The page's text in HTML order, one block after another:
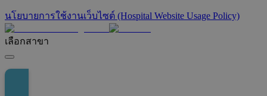
นโยบายการใช้งานเว็บไซต์ (Hospital Website Usage Policy)
เลือกสาขา